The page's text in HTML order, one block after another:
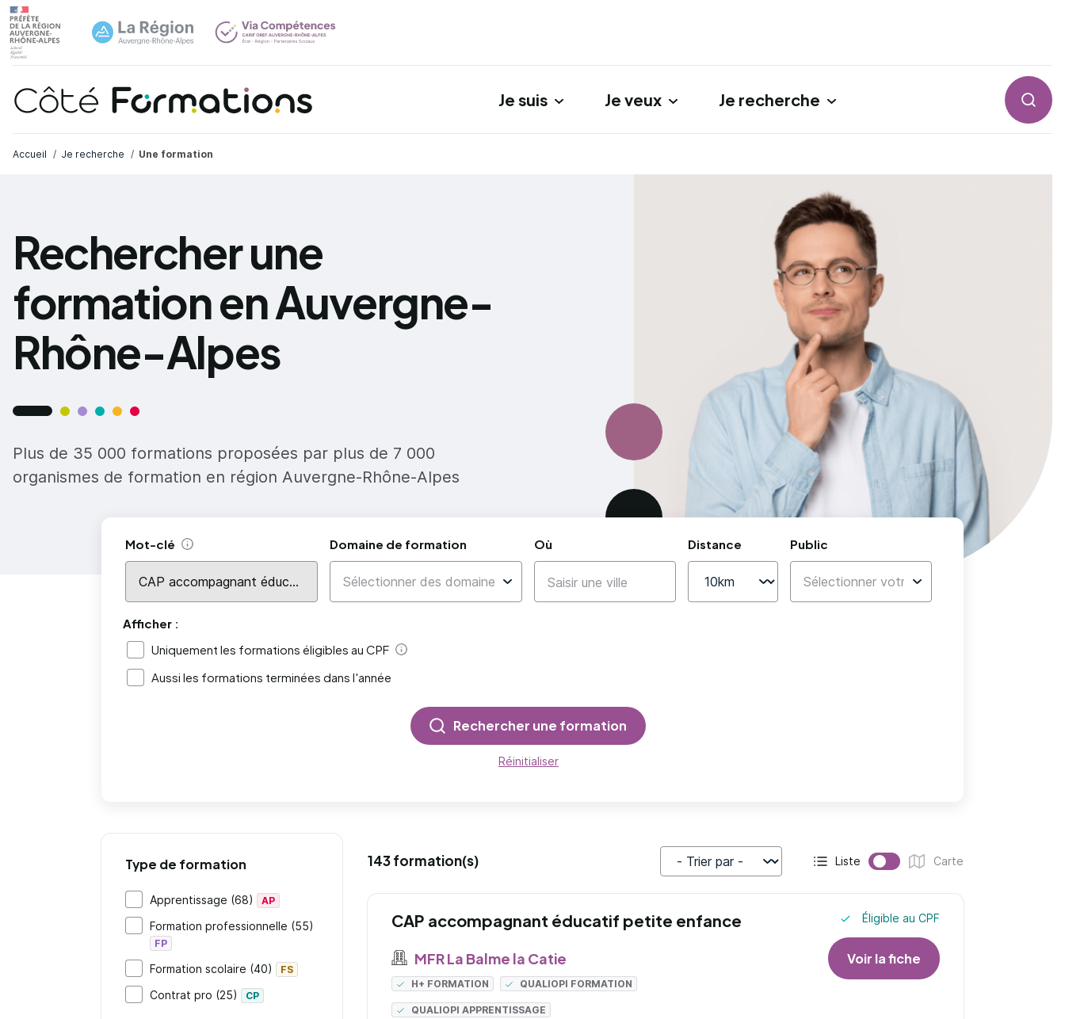
Je suis Je veux Je recherche
Accueil Je recherche Une formation
Rechercher une
formation en Auvergne-
Rhône-Alpes
Plus de 35 000 formations proposées par plus de 7 000
organismes de formation en région Auvergne-Rhône-Alpes
Mot-clé Aide Domaine de formation Où Distance Public
Afficher :
Uniquement les formations éligibles au CPF
Aide
Aussi les formations terminées dans l'année
Rechercher une formation
Réinitialiser
Type de formation
Apprentissage (68) AP
Formation professionnelle (55)
FP
Formation scolaire (40) FS
Contrat pro (25) CP
143 formation(s)
Trier par Affichage actif :
Liste
Affichage :
Carte
CAP accompagnant éducatif petite enfance
MFR La Balme la Catie
H+ FORMATION QUALIOPI FORMATION
QUALIOPI APPRENTISSAGE
Éligible au CPF
Voir la fiche